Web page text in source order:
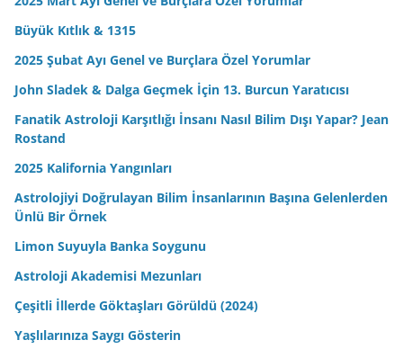
Büyük Kıtlık & 1315
2025 Şubat Ayı Genel ve Burçlara Özel Yorumlar
John Sladek & Dalga Geçmek İçin 13. Burcun Yaratıcısı
Fanatik Astroloji Karşıtlığı İnsanı Nasıl Bilim Dışı Yapar? Jean
Rostand
2025 Kalifornia Yangınları
Astrolojiyi Doğrulayan Bilim İnsanlarının Başına Gelenlerden
Ünlü Bir Örnek
Limon Suyuyla Banka Soygunu
Astroloji Akademisi Mezunları
Çeşitli İllerde Göktaşları Görüldü (2024)
Yaşlılarınıza Saygı Gösterin